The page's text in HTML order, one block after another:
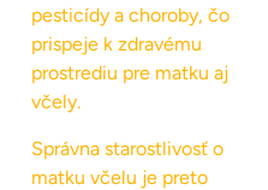
pesticídy a choroby, čo
prispeje k zdravému
prostrediu pre matku aj
včely.
Správna starostlivosť o
matku včelu je preto